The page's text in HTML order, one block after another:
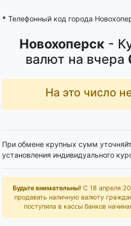
* Телефонный код города
Новохоперск -
валют на вчера
На это число
При обмене крупных сумм
установления индивидуального
Будьте внимательны! С 18 апреля
продавать наличную валюту
поступила в кассы банков